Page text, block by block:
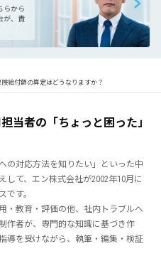
らから
が、責
給付額の算定はどうなりますか？
当者の「ちょっと困った」
の対応方法を知りたい」といった中
して、エン株式会社が2002年10月に
です。
・教育・評価の他、社内トラブルへ
作者が、専門的な知識に基づき作
導を受けながら、執筆・編集・検証